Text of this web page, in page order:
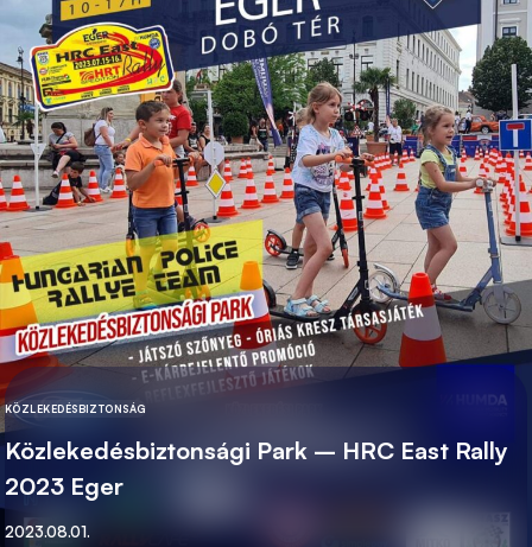
KATEGÓRIA
KÖZLEKEDÉSBIZTONSÁG
Közlekedésbiztonsági Park – HRC East Rally
2023 Eger
Közzétett
2023.08.01.